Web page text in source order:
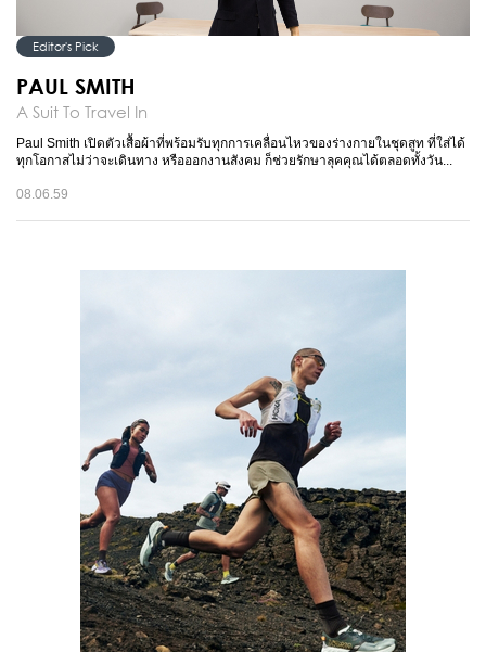
Editor's Pick
PAUL SMITH
A Suit To Travel In
Paul Smith เปิดตัวเสื้อผ้าที่พร้อมรับทุกการเคลื่อนไหวของร่างกายในชุดสูท ที่ใส่ได้
ทุกโอกาสไม่ว่าจะเดินทาง หรือออกงานสังคม ก็ช่วยรักษาลุคคุณได้ตลอดทั้งวัน...
08.06.59